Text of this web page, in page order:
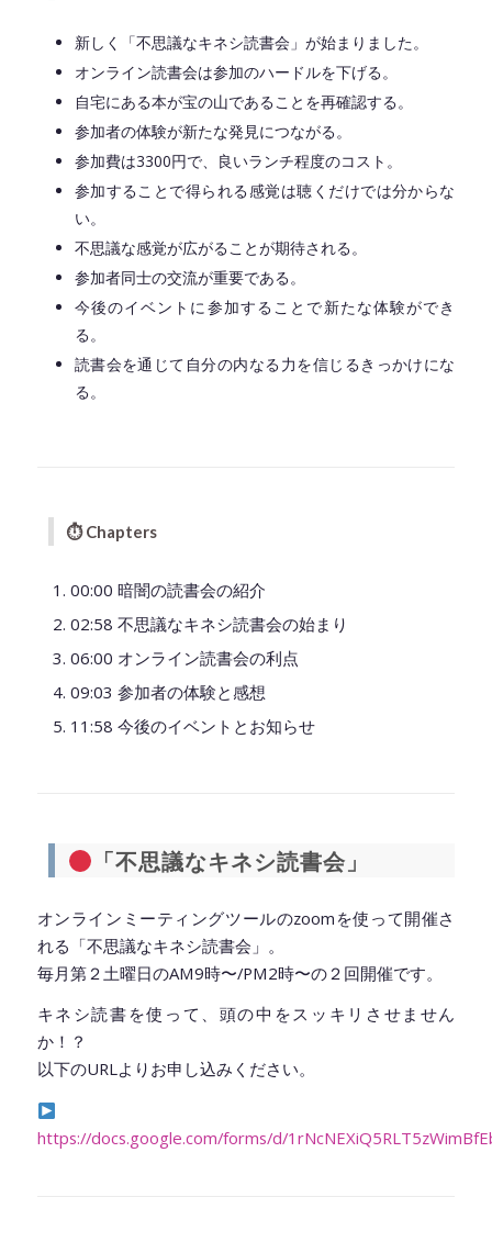
新しく「不思議なキネシ読書会」が始まりました。
オンライン読書会は参加のハードルを下げる。
自宅にある本が宝の山であることを再確認する。
参加者の体験が新たな発見につながる。
参加費は3300円で、良いランチ程度のコスト。
参加することで得られる感覚は聴くだけでは分からな
い。
不思議な感覚が広がることが期待される。
参加者同士の交流が重要である。
今後のイベントに参加することで新たな体験ができ
る。
読書会を通じて自分の内なる力を信じるきっかけにな
る。
⏱Chapters
00:00 暗闇の読書会の紹介
02:58 不思議なキネシ読書会の始まり
06:00 オンライン読書会の利点
09:03 参加者の体験と感想
11:58 今後のイベントとお知らせ
「不思議なキネシ読書会」
オンラインミーティングツールのzoomを使って開催さ
れる「不思議なキネシ読書会」。
毎月第２土曜日のAM9時〜/PM2時〜の２回開催です。
キネシ読書を使って、頭の中をスッキリさせません
か！？
以下のURLよりお申し込みください。
https://docs.google.com/forms/d/